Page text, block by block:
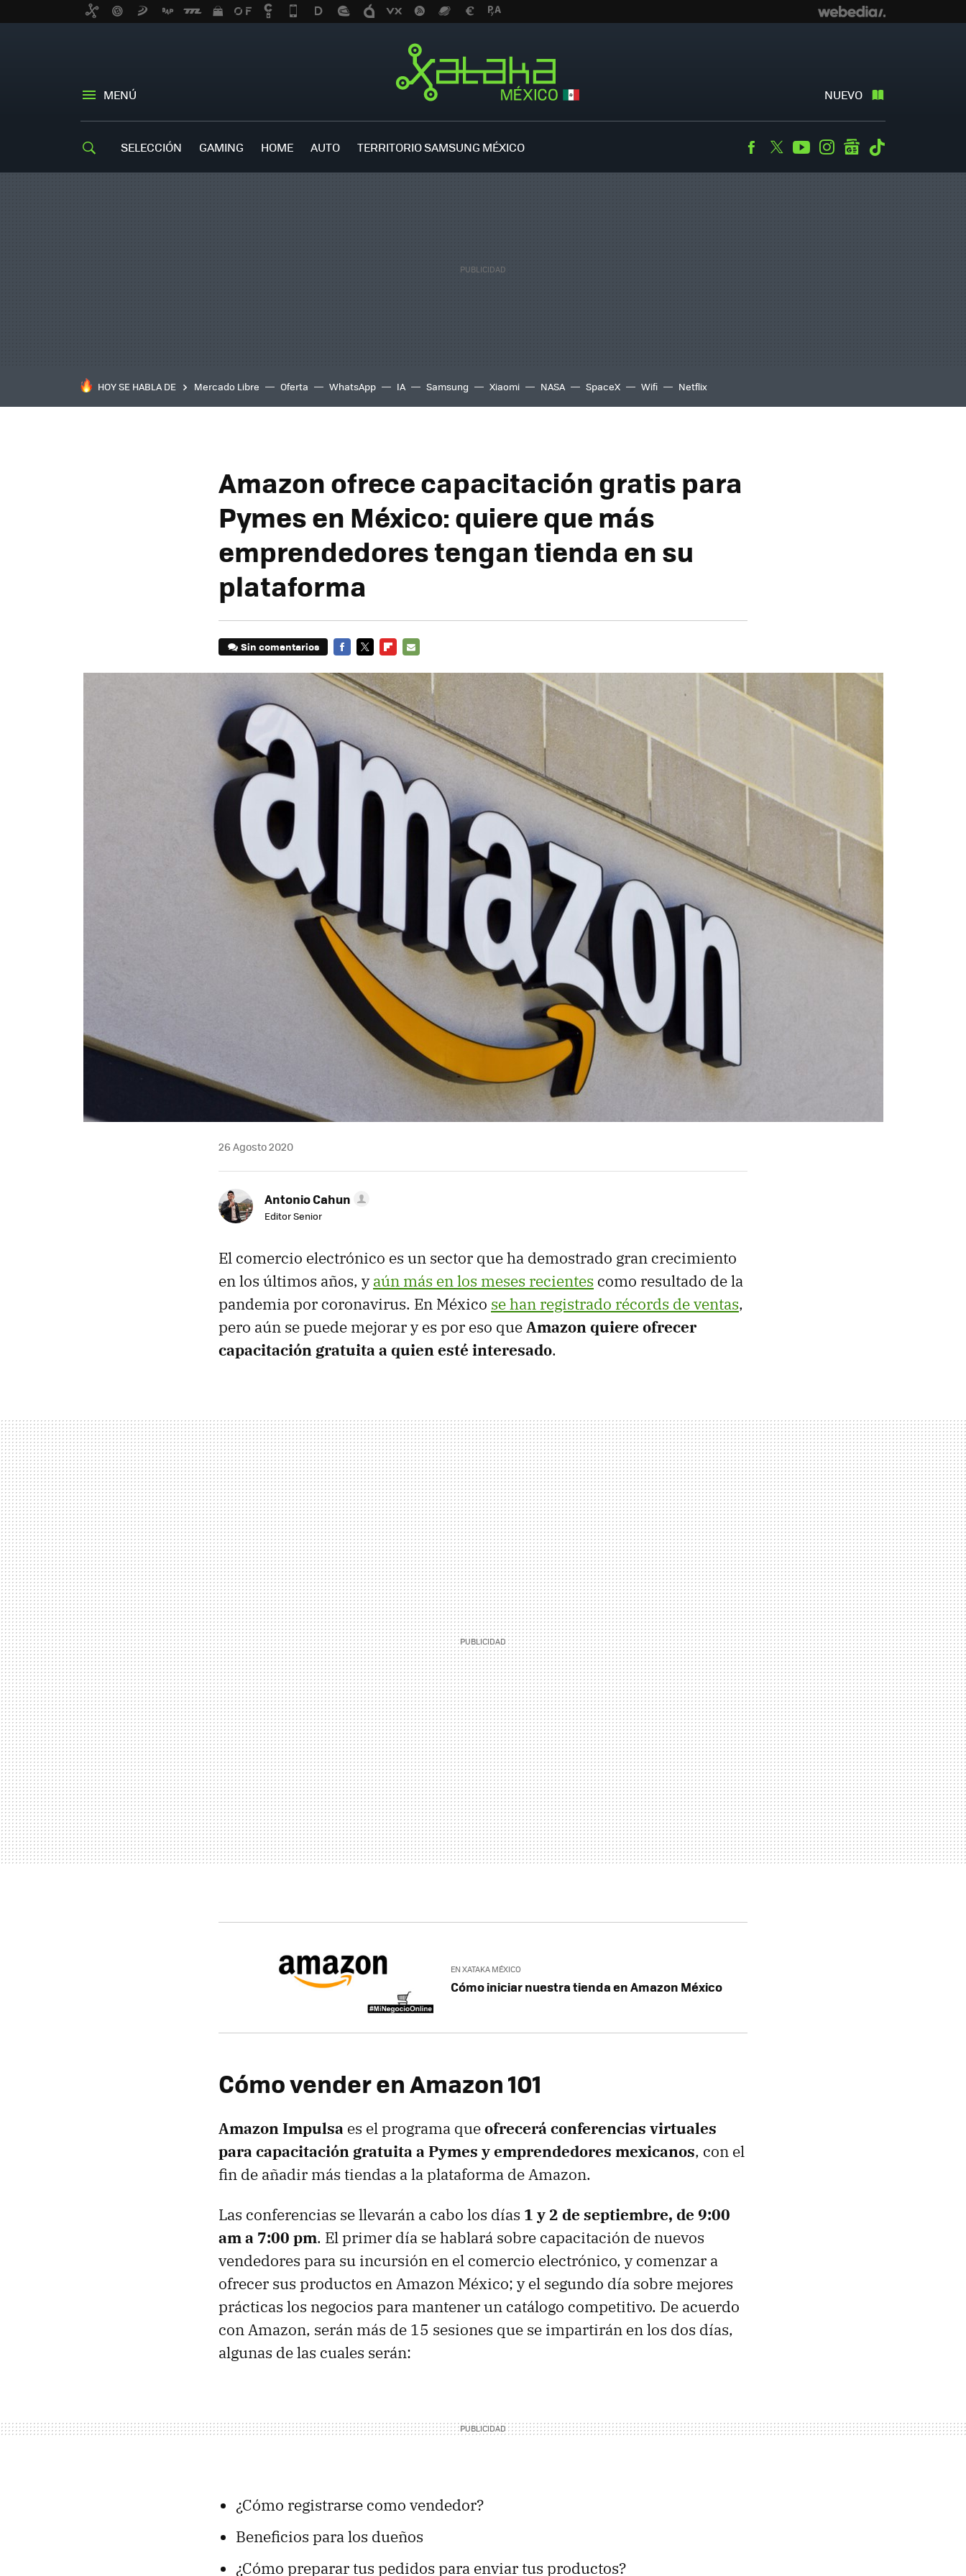
MENÚ NUEVO
SELECCIÓN GAMING HOME AUTO TERRITORIO SAMSUNG MÉXICO Facebook
TwitterYoutubeInstagramgooglenews
HOY SE HABLA DE Mercado Libre Oferta WhatsApp IA Samsung Xiaomi NASA SpaceX Wifi Netflix
Amazon ofrece capacitación gratis para
Pymes en México: quiere que más
emprendedores tengan tienda en su
plataforma
Sin comentarios
MAIL
26 Agosto 2020
Antonio Cahun
Editor Senior
El comercio electrónico es un sector que ha demostrado gran crecimiento
en los últimos años, yaún más en los meses recientes como resultado de la
pandemia por coronavirus. En México se han registrado récords de ventas,
pero aún se puede mejorar y es por eso queAmazon quiere ofrecer
capacitación gratuita a quien esté interesado.
EN XATAKA MÉXICO
Cómo iniciar nuestra tienda en Amazon México
Cómo vender en Amazon 101
Amazon Impulsa es el programa queofrecerá conferencias virtuales
para capacitación gratuita a Pymes y emprendedores mexicanos, con el
fin de añadir más tiendas a la plataforma de Amazon.
Las conferencias se llevarán a cabo los días 1 y 2 de septiembre, de 9:00
am a 7:00 pm. El primer día se hablará sobre capacitación de nuevos
vendedores para su incursión en el comercio electrónico, y comenzar a
ofrecer sus productos en Amazon México; y el segundo día sobre mejores
prácticas los negocios para mantener un catálogo competitivo. De acuerdo
con Amazon, serán más de 15 sesiones que se impartirán en los dos días,
algunas de las cuales serán:
¿Cómo registrarse como vendedor?
Beneficios para los dueños
¿Cómo preparar tus pedidos para enviar tus productos?